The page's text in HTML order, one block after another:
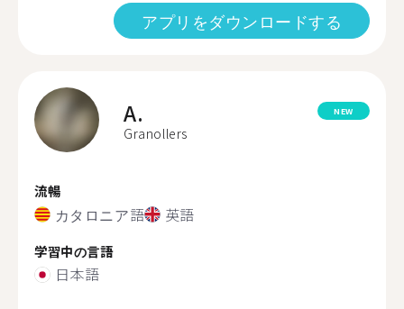
アプリをダウンロードする
A.
Granollers
NEW
流暢
カタロニア語 英語
学習中の言語
日本語